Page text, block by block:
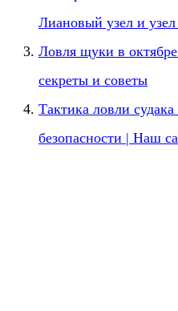
Лиановый узел и
Ловля щуки в
секреты и советы
Тактика ловли
безопасности | Наш